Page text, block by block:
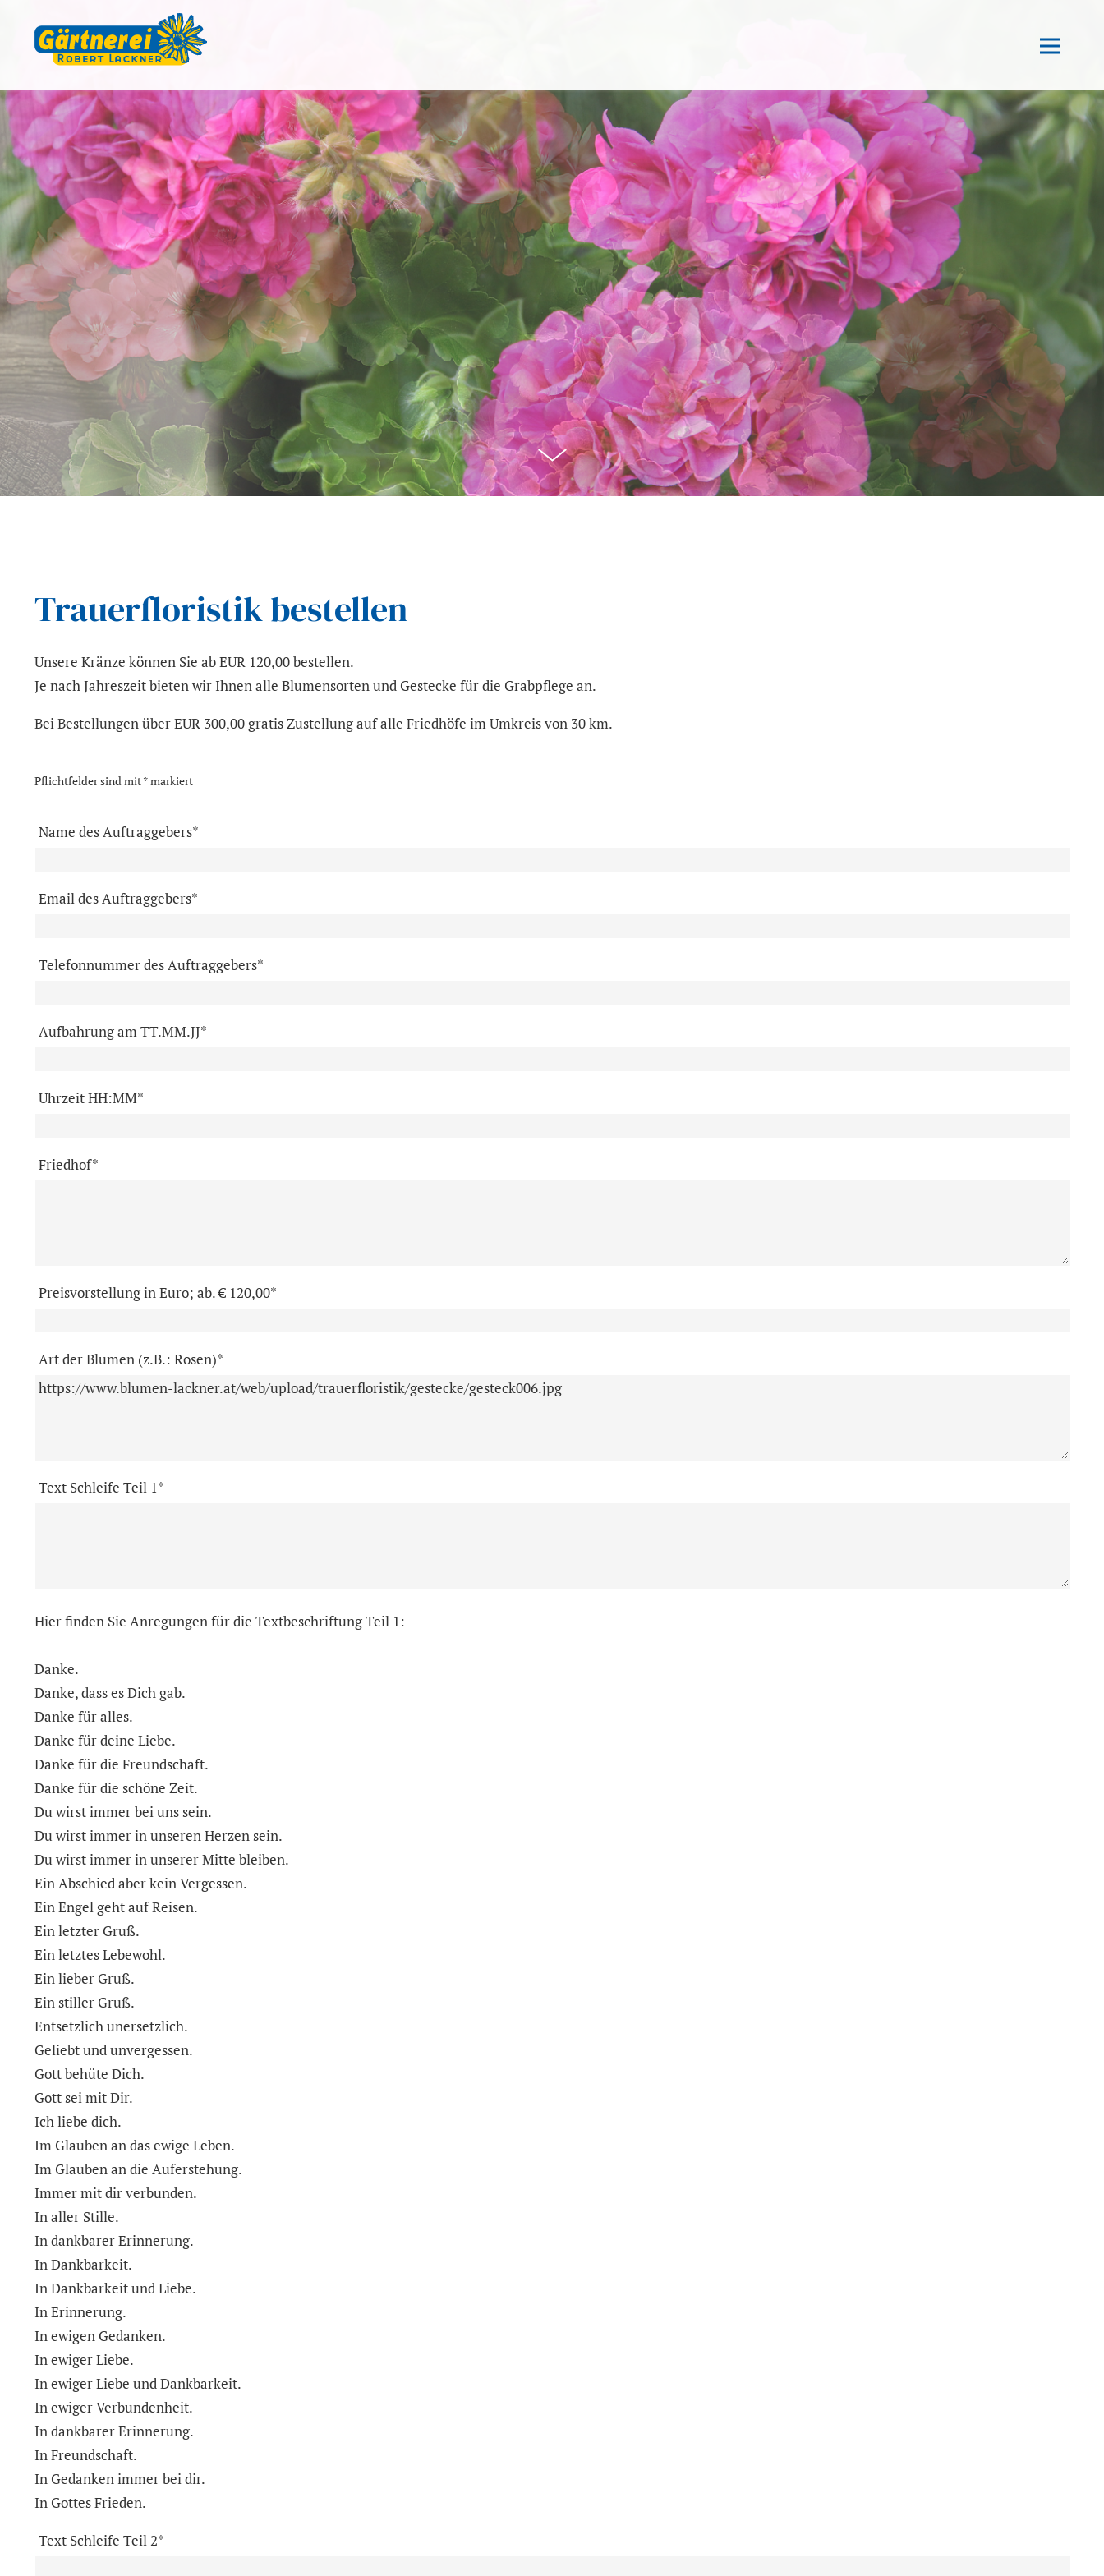
Trauerfloristik bestellen
Unsere Kränze können Sie ab EUR 120,00 bestellen.
Je nach Jahreszeit bieten wir Ihnen alle Blumensorten und Gestecke für die Grabpflege an.
Bei Bestellungen über EUR 300,00 gratis Zustellung auf alle Friedhöfe im Umkreis von 30 km.
Pflichtfelder sind mit * markiert
Name des Auftraggebers*
Email des Auftraggebers*
Telefonnummer des Auftraggebers*
Aufbahrung am TT.MM.JJ*
Uhrzeit HH:MM*
Friedhof*
Preisvorstellung in Euro; ab. € 120,00*
Art der Blumen (z.B.: Rosen)*
Text Schleife Teil 1*
Hier finden Sie Anregungen für die Textbeschriftung Teil 1:
Danke.
Danke, dass es Dich gab.
Danke für alles.
Danke für deine Liebe.
Danke für die Freundschaft.
Danke für die schöne Zeit.
Du wirst immer bei uns sein.
Du wirst immer in unseren Herzen sein.
Du wirst immer in unserer Mitte bleiben.
Ein Abschied aber kein Vergessen.
Ein Engel geht auf Reisen.
Ein letzter Gruß.
Ein letztes Lebewohl.
Ein lieber Gruß.
Ein stiller Gruß.
Entsetzlich unersetzlich.
Geliebt und unvergessen.
Gott behüte Dich.
Gott sei mit Dir.
Ich liebe dich.
Im Glauben an das ewige Leben.
Im Glauben an die Auferstehung.
Immer mit dir verbunden.
In aller Stille.
In dankbarer Erinnerung.
In Dankbarkeit.
In Dankbarkeit und Liebe.
In Erinnerung.
In ewigen Gedanken.
In ewiger Liebe.
In ewiger Liebe und Dankbarkeit.
In ewiger Verbundenheit.
In dankbarer Erinnerung.
In Freundschaft.
In Gedanken immer bei dir.
In Gottes Frieden.
Text Schleife Teil 2*